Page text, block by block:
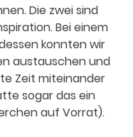
Die zwei sind
Bei einem
konnten wir
austauschen und
Zeit miteinander
sogar das ein
auf Vorrat).